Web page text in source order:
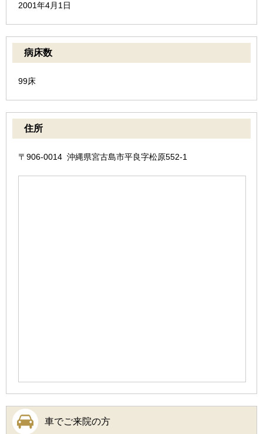
2001年4月1日
病床数
99床
住所
〒906-0014 沖縄県宮古島市平良字松原552-1
車でご来院の方